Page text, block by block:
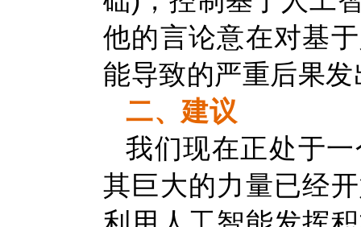
他的言论意在对基
能导致的严重后果
二、建议
我们现在正处于
其巨大的力量已经